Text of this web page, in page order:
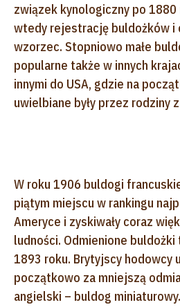
związek kynologiczny po
wtedy rejestrację buldożków i
wzorzec. Stopniowo małe
popularne także w innych
innymi do USA, gdzie na
uwielbiane były przez rodziny
W roku 1906 buldogi
piątym miejscu w rankingu
Ameryce i zyskiwały coraz
ludności. Odmienione buldożki
1893 roku. Brytyjscy hodowcy
początkowo za mniejszą
angielski – buldog miniaturowy.